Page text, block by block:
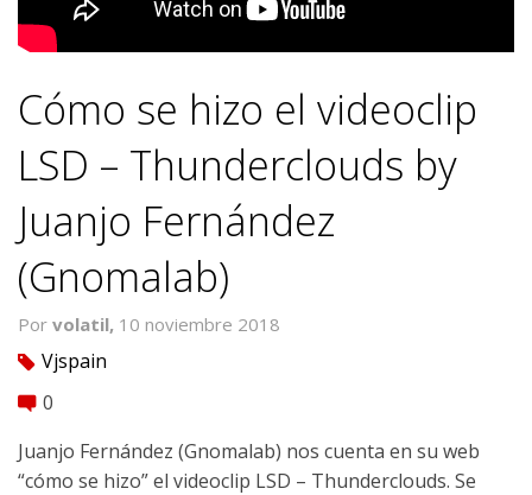
Cómo se hizo el videoclip
LSD – Thunderclouds by
Juanjo Fernández
(Gnomalab)
Por volatil, 10 noviembre 2018
tag Vjspain
comment 0
Juanjo Fernández (Gnomalab) nos cuenta en su web
“cómo se hizo” el videoclip LSD – Thunderclouds. Se